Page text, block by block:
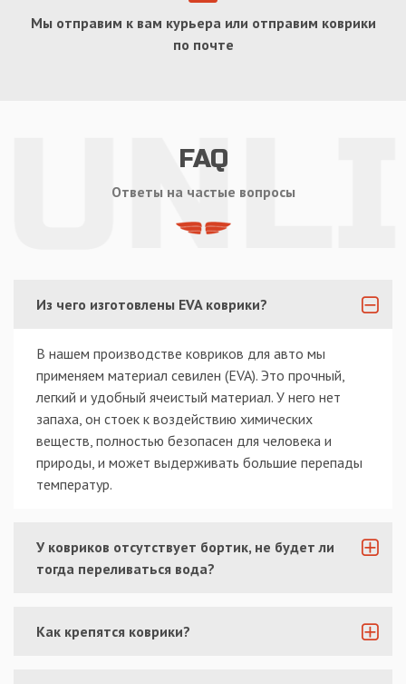
Мы отправим к вам курьера или отправим коврики
по почте
FAQ
Ответы на частые вопросы
Из чего изготовлены EVA коврики?
В нашем производстве ковриков для авто мы
применяем материал севилен (EVA). Это прочный,
легкий и удобный ячеистый материал. У него нет
запаха, он стоек к воздействию химических
веществ, полностью безопасен для человека и
природы, и может выдерживать большие перепады
температур.
У ковриков отсутствует бортик, не будет ли
тогда переливаться вода?
Как крепятся коврики?